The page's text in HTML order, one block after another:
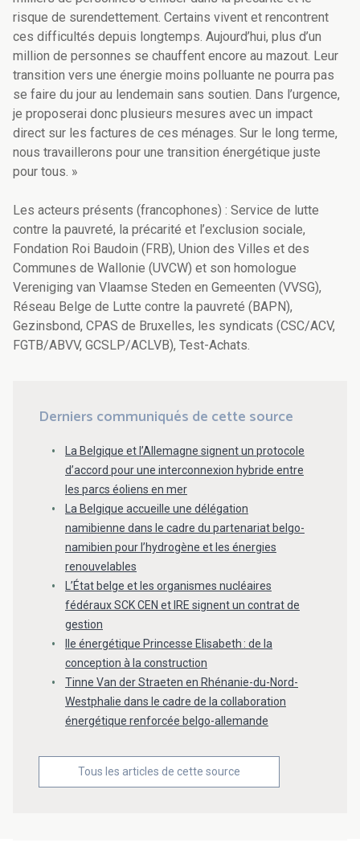
risque de surendettement. Certains vivent et rencontrent
ces difficultés depuis longtemps. Aujourd’hui, plus d’un
million de personnes se chauffent encore au mazout. Leur
transition vers une énergie moins polluante ne pourra pas
se faire du jour au lendemain sans soutien. Dans l’urgence,
je proposerai donc plusieurs mesures avec un impact
direct sur les factures de ces ménages. Sur le long terme,
nous travaillerons pour une transition énergétique juste
pour tous. »
Les acteurs présents (francophones) : Service de lutte
contre la pauvreté, la précarité et l’exclusion sociale,
Fondation Roi Baudoin (FRB), Union des Villes et des
Communes de Wallonie (UVCW) et son homologue
Vereniging van Vlaamse Steden en Gemeenten (VVSG),
Réseau Belge de Lutte contre la pauvreté (BAPN),
Gezinsbond, CPAS de Bruxelles, les syndicats (CSC/ACV,
FGTB/ABVV, GCSLP/ACLVB), Test-Achats.
Derniers communiqués de cette source
La Belgique et l’Allemagne signent un protocole
d’accord pour une interconnexion hybride entre
les parcs éoliens en mer
La Belgique accueille une délégation
namibienne dans le cadre du partenariat belgo-
namibien pour l’hydrogène et les énergies
renouvelables
L’État belge et les organismes nucléaires
fédéraux SCK CEN et IRE signent un contrat de
gestion
Ile énergétique Princesse Elisabeth : de la
conception à la construction
Tinne Van der Straeten en Rhénanie-du-Nord-
Westphalie dans le cadre de la collaboration
énergétique renforcée belgo-allemande
Tous les articles de cette source